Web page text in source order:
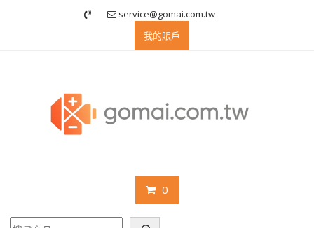
service@gomai.com.tw
我的賬戶
0